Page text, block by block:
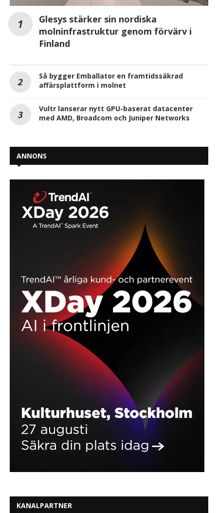
Glesys stärker sin nordiska
molninfrastruktur genom förvärv i
Finland
Så bygger Emballator en framtidssäkrad
affärsplattform i molnet
Vultr lanserar nytt GPU-baserat datacenter
med AMD, Broadcom och Juniper Networks
ANNONS
KANALPARTNER